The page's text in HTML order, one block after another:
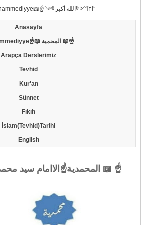
المحمدية☝Muhammediyye📖☝𐰃𐰠𐰯༺الله أكبر ༻
Anasayfa
Muhammediyye☝📖 المحمية 📖☝
Arapça Derslerimiz
Tevhid
Kur'an
Sünnet
Fıkıh
İslam(Tevhid)Tarihi
English
☝المحمدية☝الاامام سيد محمد هاشمي الموسوي 📖 ☝